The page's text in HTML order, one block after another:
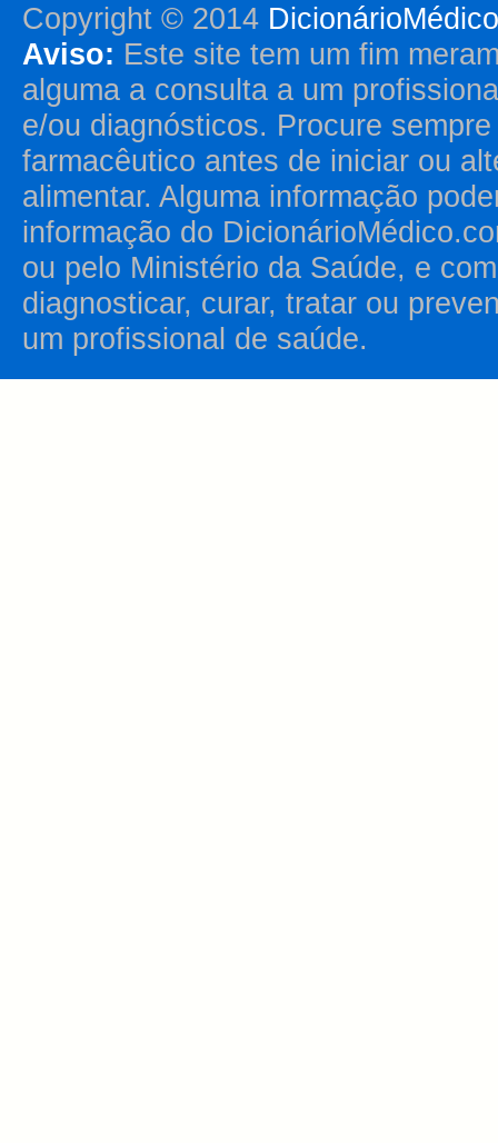
Copyright © 2014
Aviso: Este site tem um fim
alguma a consulta a um
e/ou diagnósticos. Procure
farmacêutico antes de iniciar ou
alimentar. Alguma informação
informação do
ou pelo Ministério da Saúde, e
diagnosticar, curar, tratar ou
um profissional de saúde.